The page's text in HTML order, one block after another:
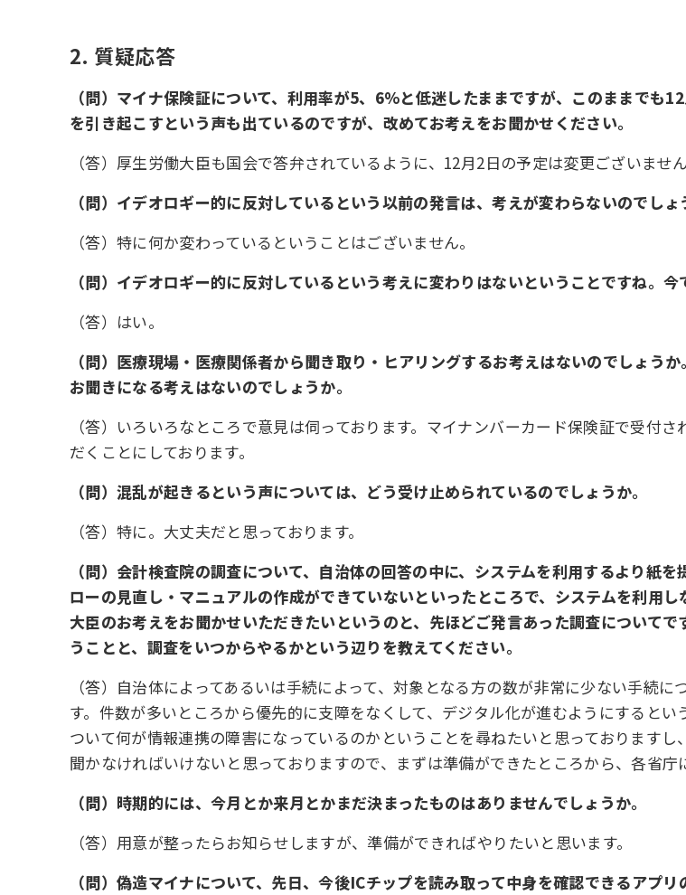
2. 質疑応答
（問）マイナ保険証について、利用率が5、6%と低迷したままですが、このままでも
を引き起こすという声も出ているのですが、改めてお考えをお聞かせください。
（答）厚生労働大臣も国会で答弁されているように、12月2日の予定は変更ございません
（問）イデオロギー的に反対しているという以前の発言は、考えが変わらないのでしょ
（答）特に何か変わっているということはございません。
（問）イデオロギー的に反対しているという考えに変わりはないということですね。今
（答）はい。
（問）医療現場・医療関係者から聞き取り・ヒアリングするお考えはないのでしょう
お聞きになる考えはないのでしょうか。
（答）いろいろなところで意見は伺っております。マイナンバーカード保険証で受付
だくことにしております。
（問）混乱が起きるという声については、どう受け止められているのでしょうか。
（答）特に。大丈夫だと思っております。
（問）会計検査院の調査について、自治体の回答の中に、システムを利用するより紙
ローの見直し・マニュアルの作成ができていないといったところで、システムを利用
大臣のお考えをお聞かせいただきたいというのと、先ほどご発言あった調査について
うことと、調査をいつからやるかという辺りを教えてください。
（答）自治体によってあるいは手続によって、対象となる方の数が非常に少ない手続
す。件数が多いところから優先的に支障をなくして、デジタル化が進むようにすると
ついて何が情報連携の障害になっているのかということを尋ねたいと思っております
聞かなければいけないと思っておりますので、まずは準備ができたところから、各省庁
（問）時期的には、今月とか来月とかまだ決まったものはありませんでしょうか。
（答）用意が整ったらお知らせしますが、準備ができればやりたいと思います。
（問）偽造マイナについて、先日、今後ICチップを読み取って中身を確認できるアプ